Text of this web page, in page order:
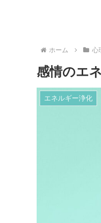
ホーム 心
感情のエ
エネルギー浄化